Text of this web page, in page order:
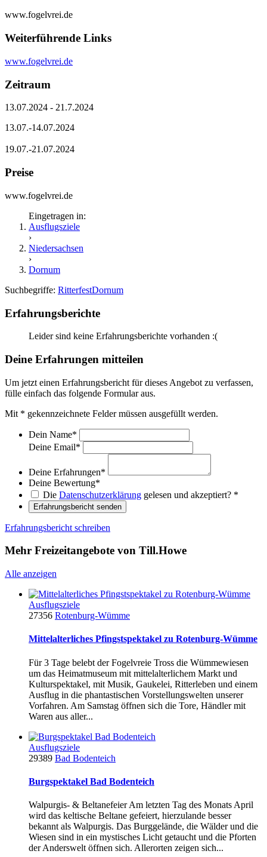
www.fogelvrei.de
Weiterführende Links
www.fogelvrei.de
Zeitraum
13.07.2024 - 21.7.2024
13.07.-14.07.2024
19.07.-21.07.2024
Preise
www.fogelvrei.de
Eingetragen in:
Ausflugsziele
›
Niedersachsen
›
Dornum
Suchbegriffe: RitterfestDornum
Erfahrungsberichte
Leider sind keine Erfahrungsberichte vorhanden :(
Deine Erfahrungen mitteilen
Um jetzt einen Erfahrungsbericht für dieses Angebot zu verfassen,
fülle einfach das folgende Formular aus.
Mit * gekennzeichnete Felder müssen ausgefüllt werden.
Dein Name*
Deine Email*
Deine Erfahrungen*
Deine Bewertung*
Die Datenschutzerklärung gelesen und akzeptiert? *
Erfahrungsbericht senden
Erfahrungsbericht schreiben
Mehr Freizeitangebote von Till.Howe
Alle anzeigen
Ausflugsziele
27356 Rotenburg-Wümme
Mittelalterliches Pfingstspektakel zu Rotenburg-Wümme
Für 3 Tage belebt der Fogelvreie Tross die Wümmewiesen
um das Heimatmuseum mit mittelalterlichem Markt und
Kulturspektakel, mit Musik, Gaukelei, Ritterleben und einem
Ausflug in die phantastischen Vorstellungswelten unserer
Vorfahren. Am Samstag öffnen sich die Tore, Händler mit
Waren aus aller...
Ausflugsziele
29389 Bad Bodenteich
Burgspektakel Bad Bodenteich
Walpurgis- & Beltanefeier Am letzten Tag des Monats April
wird das keltische Beltane gefeiert, hierzulande besser
bekannt als Walpurgis. Das Burggelände, die Wälder und die
Wiesen sind in ein mystisches Licht getaucht und die Pforten
der Anderswelt öffnen sich. Allerorten zeigen sich...